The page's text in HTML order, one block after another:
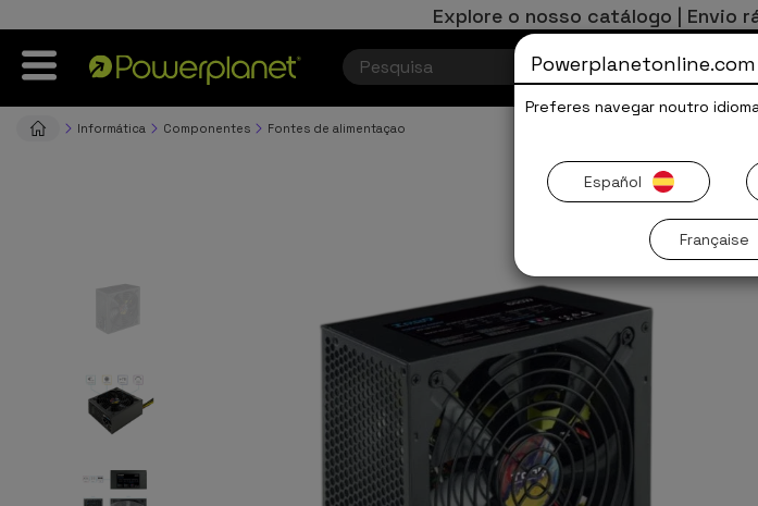
Explore o nosso catálogo | Envio
Informática Componentes Fontes de alimentaçao
Powerplanetonline.com
Preferes navegar noutro
Español
Française